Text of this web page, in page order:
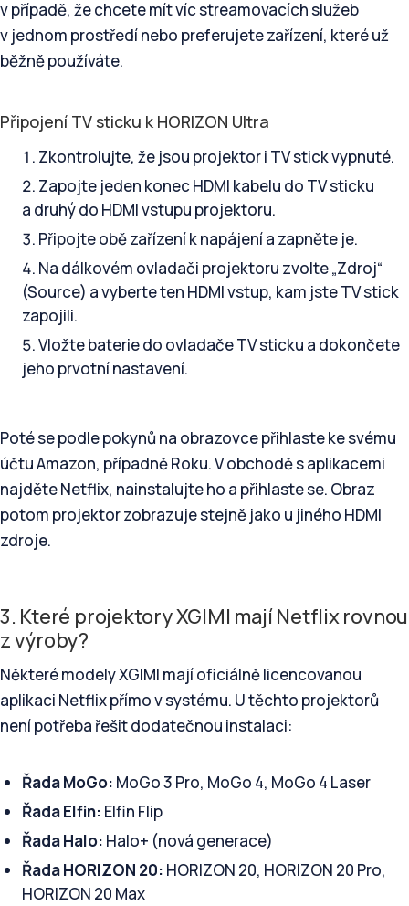
v případě, že chcete mít víc streamovacích služeb
v jednom prostředí nebo preferujete zařízení, které už
běžně používáte.
Připojení TV sticku k HORIZON Ultra
Zkontrolujte, že jsou projektor i TV stick vypnuté.
Zapojte jeden konec HDMI kabelu do TV sticku
a druhý do HDMI vstupu projektoru.
Připojte obě zařízení k napájení a zapněte je.
Na dálkovém ovladači projektoru zvolte „Zdroj“
(Source) a vyberte ten HDMI vstup, kam jste TV stick
zapojili.
Vložte baterie do ovladače TV sticku a dokončete
jeho prvotní nastavení.
Poté se podle pokynů na obrazovce přihlaste ke svému
účtu Amazon, případně Roku. V obchodě s aplikacemi
najděte Netflix, nainstalujte ho a přihlaste se. Obraz
potom projektor zobrazuje stejně jako u jiného HDMI
zdroje.
3. Které projektory XGIMI mají Netflix rovnou
z výroby?
Některé modely XGIMI mají oficiálně licencovanou
aplikaci Netflix přímo v systému. U těchto projektorů
není potřeba řešit dodatečnou instalaci:
Řada MoGo: MoGo 3 Pro, MoGo 4, MoGo 4 Laser
Řada Elfin: Elfin Flip
Řada Halo: Halo+ (nová generace)
Řada HORIZON 20: HORIZON 20, HORIZON 20 Pro,
HORIZON 20 Max